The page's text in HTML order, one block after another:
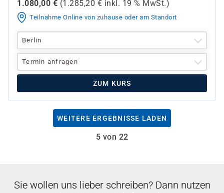
1.080,00 € (1.285,20 € inkl. 19 % MwSt.)
Teilnahme Online von zuhause oder am Standort
Berlin
Termin anfragen
ZUM KURS
WEITERE ERGEBNISSE LADEN
5 von 22
Sie wollen uns lieber schreiben? Dann nutzen